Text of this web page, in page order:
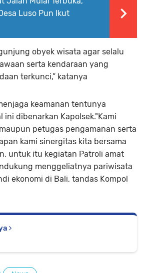
Luso Pun Ikut
obyek wisata agar selalu
serta kendaraan yang
terkunci,” katanya
keamanan tentunya
ini dibenarkan Kapolsek."Kami
petugas pengamanan serta
kami sinergitas kita bersama
untuk itu kegiatan Patroli amat
menggeliatnya pariwisata
ekonomi di Bali, tandas Kompol